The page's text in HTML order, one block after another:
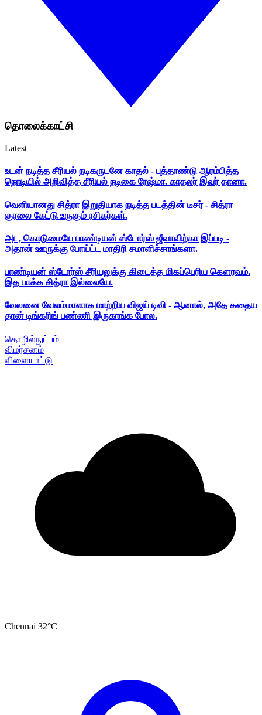
தொலைக்காட்சி
Latest
உடன் நடித்த சீரியல் நடிகருடனே காதல் - புத்தாண்டு ஆரம்பித்த
நொடியில் அறிவித்த சீரியல் நடிகை ரேஷ்மா. காதலர் இவர் தானா.
வெளியானது சித்ரா இறுதியாக நடித்த படத்தின் டீசர் - சித்ரா
குரலை கேட்டு உருகும் ரசிகர்கள்.
அட, கொடுமையே பாண்டியன் ஸ்டோர்ஸ் ஜீவாவிற்கா இப்படி -
அதான் ஊருக்கு போய்ட்ட மாதிரி சமாளிச்சாங்களா.
பாண்டியன் ஸ்டோர்ஸ் சீரியலுக்கு கிடைத்த மிகப்பெரிய கௌரவம்.
இத பாக்க சித்ரா இல்லையே.
வேலனை வேலம்மாளாக மாற்றிய விஜய் டிவி - ஆனால், அதே கதைய
தான் டிங்கரிங் பண்ணி இருகாங்க போல.
தொழில்நுட்பம்
விமர்சனம்
விளையாட்டு
Chennai 32°C